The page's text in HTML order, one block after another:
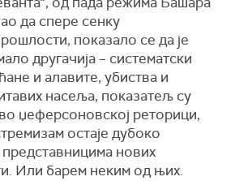
да спере сенку
показало се да је
другачија – систематски
и алавите, убиства и
насеља, показатељ су
џеферсоновској реторици,
остаје дубоко
нових
Или барем неким од њих.